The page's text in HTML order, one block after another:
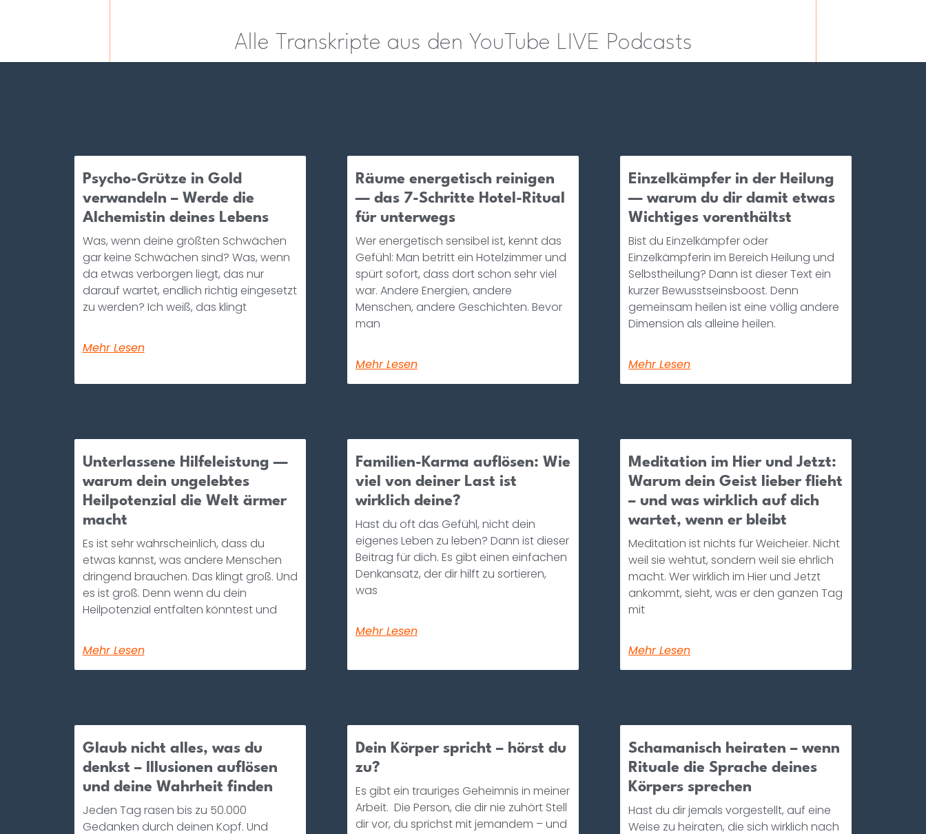
Alle Transkripte aus den YouTube LIVE Podcasts
Psycho-Grütze in Gold
verwandeln – Werde die
Alchemistin deines Lebens
Was, wenn deine größten Schwächen
gar keine Schwächen sind? Was, wenn
da etwas verborgen liegt, das nur
darauf wartet, endlich richtig eingesetzt
zu werden? Ich weiß, das klingt
Mehr Lesen
Räume energetisch reinigen
— das 7-Schritte Hotel-Ritual
für unterwegs
Wer energetisch sensibel ist, kennt das
Gefühl: Man betritt ein Hotelzimmer und
spürt sofort, dass dort schon sehr viel
war. Andere Energien, andere
Menschen, andere Geschichten. Bevor
man
Mehr Lesen
Einzelkämpfer in der Heilung
— warum du dir damit etwas
Wichtiges vorenthältst
Bist du Einzelkämpfer oder
Einzelkämpferin im Bereich Heilung und
Selbstheilung? Dann ist dieser Text ein
kurzer Bewusstseinsboost. Denn
gemeinsam heilen ist eine völlig andere
Dimension als alleine heilen.
Mehr Lesen
Unterlassene Hilfeleistung —
warum dein ungelebtes
Heilpotenzial die Welt ärmer
macht
Es ist sehr wahrscheinlich, dass du
etwas kannst, was andere Menschen
dringend brauchen. Das klingt groß. Und
es ist groß. Denn wenn du dein
Heilpotenzial entfalten könntest und
Mehr Lesen
Familien-Karma auflösen: Wie
viel von deiner Last ist
wirklich deine?
Hast du oft das Gefühl, nicht dein
eigenes Leben zu leben? Dann ist dieser
Beitrag für dich. Es gibt einen einfachen
Denkansatz, der dir hilft zu sortieren,
was
Mehr Lesen
Meditation im Hier und Jetzt:
Warum dein Geist lieber flieht
– und was wirklich auf dich
wartet, wenn er bleibt
Meditation ist nichts für Weicheier. Nicht
weil sie wehtut, sondern weil sie ehrlich
macht. Wer wirklich im Hier und Jetzt
ankommt, sieht, was er den ganzen Tag
mit
Mehr Lesen
Glaub nicht alles, was du
denkst – Illusionen auflösen
und deine Wahrheit finden
Jeden Tag rasen bis zu 50.000
Gedanken durch deinen Kopf. Und
Dein Körper spricht – hörst du
zu?
Es gibt ein trauriges Geheimnis in meiner
Arbeit. Die Person, die dir nie zuhört Stell
dir vor, du sprichst mit jemandem – und
Schamanisch heiraten – wenn
Rituale die Sprache deines
Körpers sprechen
Hast du dir jemals vorgestellt, auf eine
Weise zu heiraten, die sich wirklich nach